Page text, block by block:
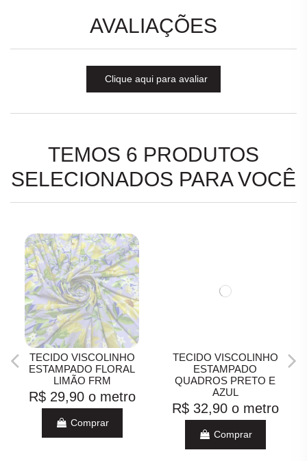
AVALIAÇÕES
Clique aqui para avaliar
TEMOS 6 PRODUTOS
SELECIONADOS PARA VOCÊ
TECIDO VISCOLINHO
ESTAMPADO FLORAL
LIMÃO FRM
R$ 29,90 o metro
Comprar
TECIDO VISCOLINHO
ESTAMPADO
QUADROS PRETO E
AZUL
R$ 32,90 o metro
Comprar